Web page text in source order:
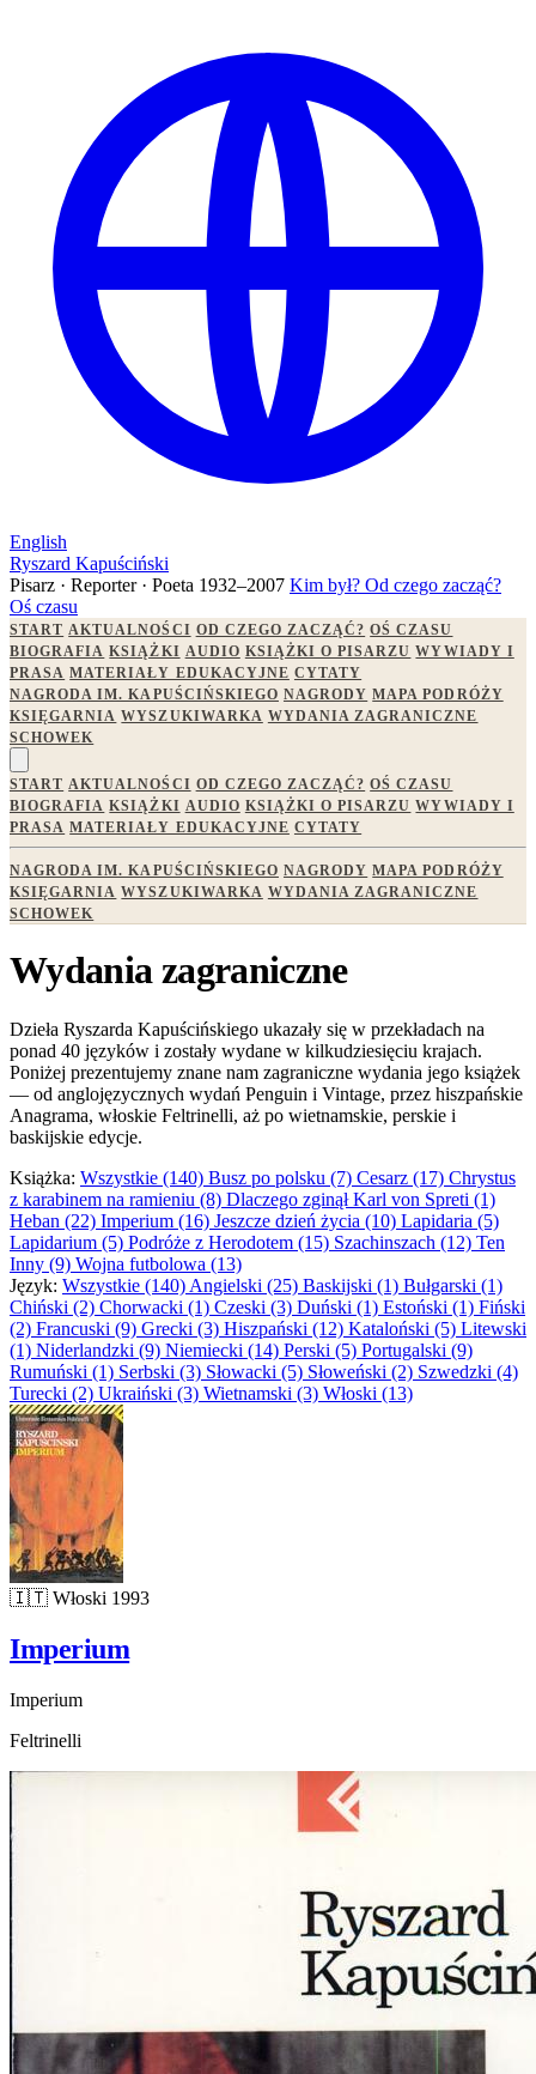
English
Ryszard Kapuściński
Pisarz · Reporter · Poeta 1932–2007 Kim był? Od czego zacząć?
Oś czasu
START AKTUALNOŚCI OD CZEGO ZACZĄĆ? OŚ CZASU
BIOGRAFIA KSIĄŻKI AUDIO KSIĄŻKI O PISARZU WYWIADY I
PRASA MATERIAŁY EDUKACYJNE CYTATY
NAGRODA IM. KAPUŚCIŃSKIEGO NAGRODY MAPA PODRÓŻY
KSIĘGARNIA WYSZUKIWARKA WYDANIA ZAGRANICZNE
SCHOWEK
START AKTUALNOŚCI OD CZEGO ZACZĄĆ? OŚ CZASU
BIOGRAFIA KSIĄŻKI AUDIO KSIĄŻKI O PISARZU WYWIADY I
PRASA MATERIAŁY EDUKACYJNE CYTATY
NAGRODA IM. KAPUŚCIŃSKIEGO NAGRODY MAPA PODRÓŻY
KSIĘGARNIA WYSZUKIWARKA WYDANIA ZAGRANICZNE
SCHOWEK
Wydania zagraniczne
Dzieła Ryszarda Kapuścińskiego ukazały się w przekładach na
ponad 40 języków i zostały wydane w kilkudziesięciu krajach.
Poniżej prezentujemy znane nam zagraniczne wydania jego książek
— od anglojęzycznych wydań Penguin i Vintage, przez hiszpańskie
Anagrama, włoskie Feltrinelli, aż po wietnamskie, perskie i
baskijskie edycje.
Książka: Wszystkie (140) Busz po polsku (7) Cesarz (17) Chrystus
z karabinem na ramieniu (8) Dlaczego zginął Karl von Spreti (1)
Heban (22) Imperium (16) Jeszcze dzień życia (10) Lapidaria (5)
Lapidarium (5) Podróże z Herodotem (15) Szachinszach (12) Ten
Inny (9) Wojna futbolowa (13)
Język: Wszystkie (140) Angielski (25) Baskijski (1) Bułgarski (1)
Chiński (2) Chorwacki (1) Czeski (3) Duński (1) Estoński (1) Fiński
(2) Francuski (9) Grecki (3) Hiszpański (12) Kataloński (5) Litewski
(1) Niderlandzki (9) Niemiecki (14) Perski (5) Portugalski (9)
Rumuński (1) Serbski (3) Słowacki (5) Słoweński (2) Szwedzki (4)
Turecki (2) Ukraiński (3) Wietnamski (3) Włoski (13)
🇮🇹 Włoski 1993
Imperium
Imperium
Feltrinelli